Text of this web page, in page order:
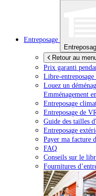
Entreposage
Retour au
Prix garanti
Libre-entreposage
Louez un
Emménagement
Entreposage
Entreposage de
Guide des tailles
Entreposage
Payer ma facture
FAQ
Conseils sur le
Fournitures